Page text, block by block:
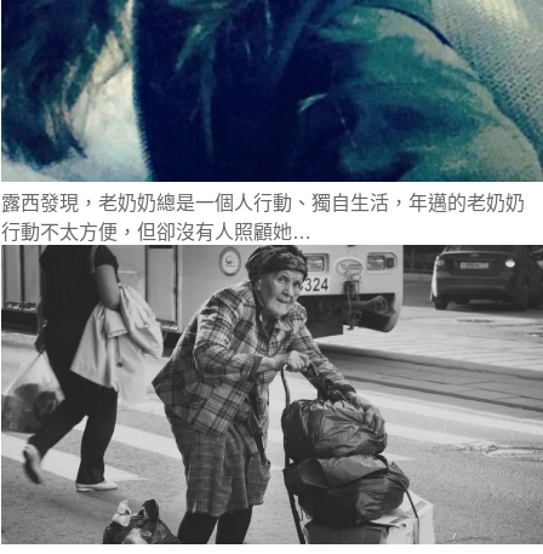
露西發現， 老奶奶總是一個人行動 、獨自生活， 年邁的老奶奶
行動不太方便，但卻沒有人照顧她…